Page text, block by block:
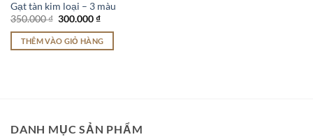
Gạt tàn kim loại – 3 màu
350.000₫ Giá
là:
350.000 ₫.
300.000₫Giá
tại
là:
THÊM VÀO GIỎ HÀNG
DANH MỤC SẢN PHẨM